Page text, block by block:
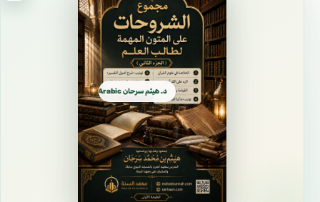
د. هيثم سرحان Arabic العربية